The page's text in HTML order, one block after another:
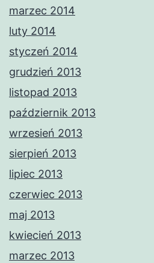
marzec 2014
luty 2014
styczeń 2014
grudzień 2013
listopad 2013
październik 2013
wrzesień 2013
sierpień 2013
lipiec 2013
czerwiec 2013
maj 2013
kwiecień 2013
marzec 2013